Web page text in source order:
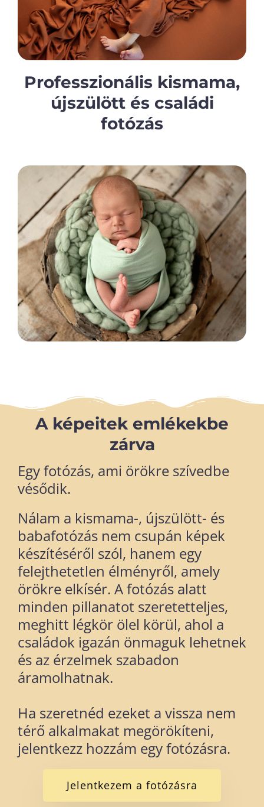
Professzionális kismama,
újszülött és családi
fotózás
A képeitek emlékekbe
zárva
Egy fotózás, ami örökre szívedbe
vésődik.
Nálam a kismama-, újszülött- és
babafotózás nem csupán képek
készítéséről szól, hanem egy
felejthetetlen élményről, amely
örökre elkísér. A fotózás alatt
minden pillanatot szeretetteljes,
meghitt légkör ölel körül, ahol a
családok igazán önmaguk lehetnek
és az érzelmek szabadon
áramolhatnak.
Ha szeretnéd ezeket a vissza nem
térő alkalmakat megörökíteni,
jelentkezz hozzám egy fotózásra.
Jelentkezem a fotózásra